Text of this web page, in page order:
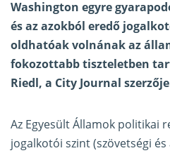
Washington egyre
és az azokból eredő
oldhatóak volnának az
fokozottabb tiszteletben
Riedl, a City Journal szerzője
Az Egyesült Államok politikai
jogalkotói szint (szövetségi